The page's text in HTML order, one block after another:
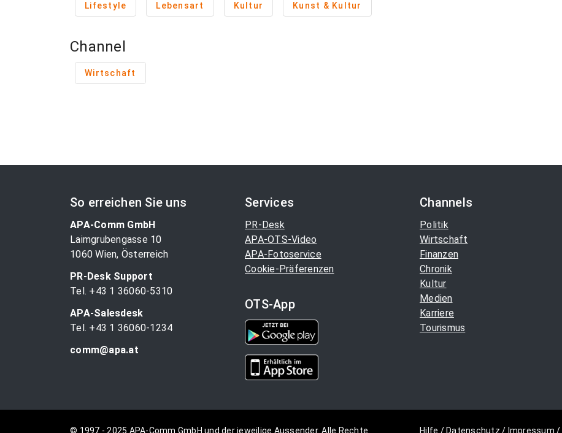
Lifestyle Lebensart Kultur Kunst & Kultur
Channel
Wirtschaft
So erreichen Sie uns
APA-Comm GmbH
Laimgrubengasse 10
1060 Wien, Österreich
PR-Desk Support
Tel. +43 1 36060-5310
APA-Salesdesk
Tel. +43 1 36060-1234
comm@apa.at
Services
PR-Desk
APA-OTS-Video
APA-Fotoservice
Cookie-Präferenzen
OTS-App
Channels
Politik
Wirtschaft
Finanzen
Chronik
Kultur
Medien
Karriere
Tourismus
© 1997 - 2025 APA-Comm GmbH und der jeweilige Aussender. Alle Rechte Hilfe / Datenschutz / Impressum /